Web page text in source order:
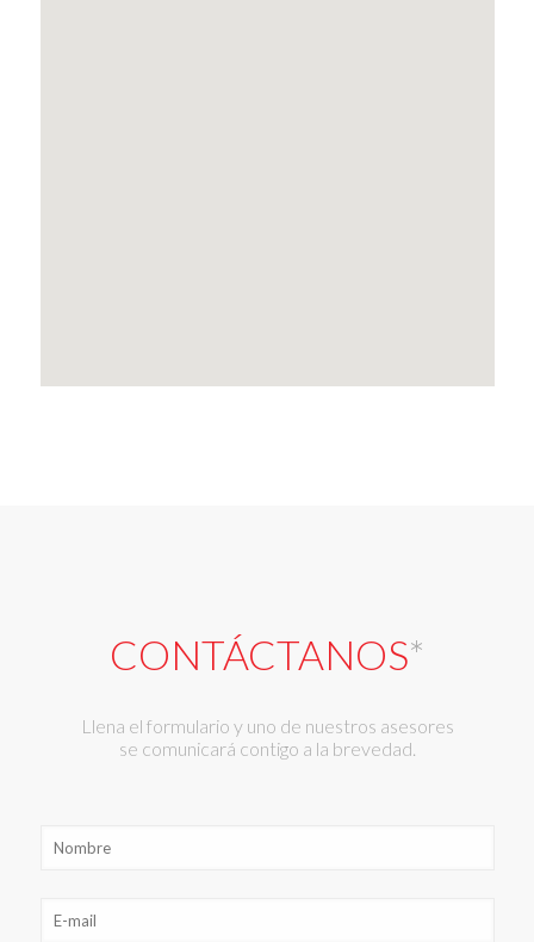
CONTÁCTANOS*
Llena el formulario y uno de nuestros asesores
se comunicará contigo a la brevedad.